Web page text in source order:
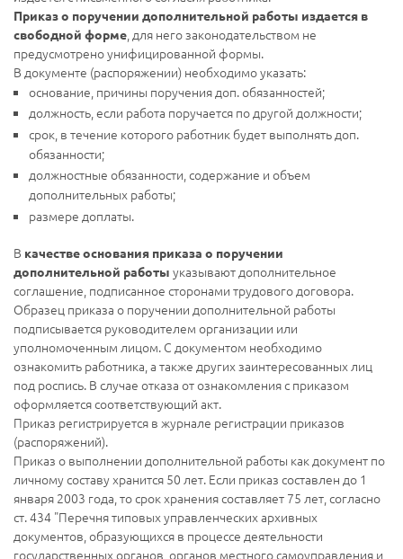
Приказ о поручении дополнительной работы издается в
свободной форме , для него законодательством не
предусмотрено унифицированной формы.
В документе (распоряжении) необходимо указать:
основание, причины поручения доп. обязанностей;
должность, если работа поручается по другой должности;
срок, в течение которого работник будет выполнять доп.
обязанности;
должностные обязанности, содержание и объем
дополнительных работы;
размере доплаты.
В качестве основания приказа о поручении
дополнительной работы указывают дополнительное
соглашение, подписанное сторонами трудового договора.
Образец приказа о поручении дополнительной работы
подписывается руководителем организации или
уполномоченным лицом. С документом необходимо
ознакомить работника, а также других заинтересованных лиц
под роспись. В случае отказа от ознакомления с приказом
оформляется соответствующий акт.
Приказ регистрируется в журнале регистрации приказов
(распоряжений).
Приказ о выполнении дополнительной работы как документ по
личному составу хранится 50 лет. Если приказ составлен до 1
января 2003 года, то срок хранения составляет 75 лет, согласно
ст. 434 "Перечня типовых управленческих архивных
документов, образующихся в процессе деятельности
государственных органов, органов местного самоуправления и